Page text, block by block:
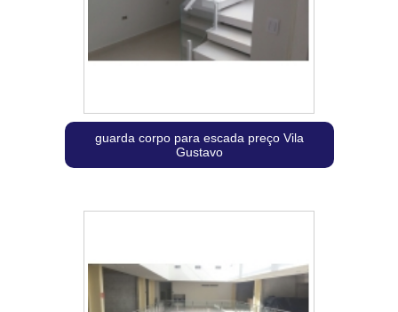
guarda corpo para escada preço Vila
Gustavo